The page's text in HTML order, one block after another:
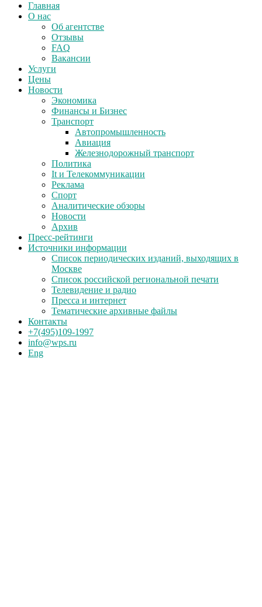
Главная
О нас
Об агентстве
Отзывы
FAQ
Вакансии
Услуги
Цены
Новости
Экономика
Финансы и Бизнес
Транспорт
Автопромышленность
Авиация
Железнодорожный транспорт
Политика
It и Телекоммуникации
Реклама
Спорт
Аналитические обзоры
Новости
Архив
Пресс-рейтинги
Источники информации
Список периодических изданий, выходящих в
Москве
Список российской региональной печати
Телевидение и радио
Пресса и интернет
Тематические архивные файлы
Контакты
+7(495)109-1997
info@wps.ru
Eng